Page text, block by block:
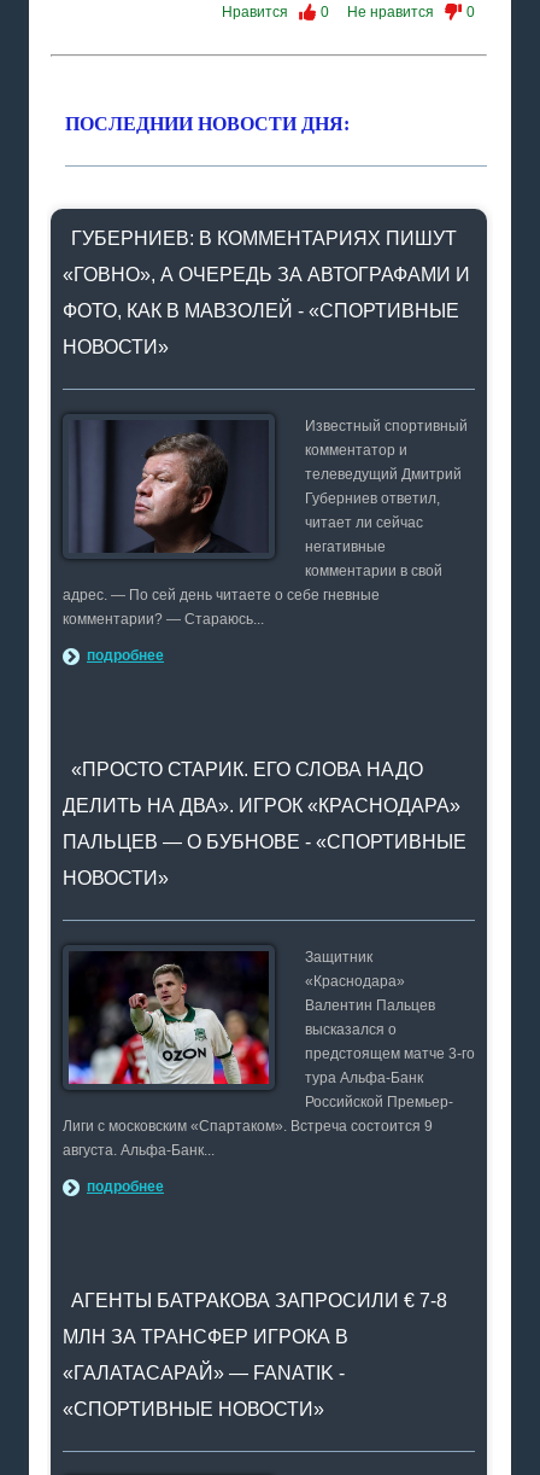
Нравится 0 Не нравится 0
ПОСЛЕДНИИ НОВОСТИ ДНЯ:
ГУБЕРНИЕВ: В КОММЕНТАРИЯХ ПИШУТ
«ГОВНО», А ОЧЕРЕДЬ ЗА АВТОГРАФАМИ И
ФОТО, КАК В МАВЗОЛЕЙ - «СПОРТИВНЫЕ
НОВОСТИ»
Известный спортивный
комментатор и
телеведущий Дмитрий
Губерниев ответил,
читает ли сейчас
негативные
комментарии в свой
адрес. — По сей день читаете о себе гневные
комментарии? — Стараюсь...
подробнее
«ПРОСТО СТАРИК. ЕГО СЛОВА НАДО
ДЕЛИТЬ НА ДВА». ИГРОК «КРАСНОДАРА»
ПАЛЬЦЕВ — О БУБНОВЕ - «СПОРТИВНЫЕ
НОВОСТИ»
Защитник
«Краснодара»
Валентин Пальцев
высказался о
предстоящем матче 3-го
тура Альфа-Банк
Российской Премьер-
Лиги с московским «Спартаком». Встреча состоится 9
августа. Альфа-Банк...
подробнее
АГЕНТЫ БАТРАКОВА ЗАПРОСИЛИ € 7-8
МЛН ЗА ТРАНСФЕР ИГРОКА В
«ГАЛАТАСАРАЙ» — FANATIK -
«СПОРТИВНЫЕ НОВОСТИ»